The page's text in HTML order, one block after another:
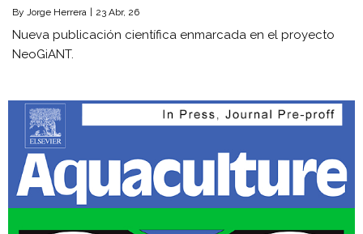
By Jorge Herrera | 23 Abr, 26
Nueva publicación científica enmarcada en el proyecto
NeoGiANT.